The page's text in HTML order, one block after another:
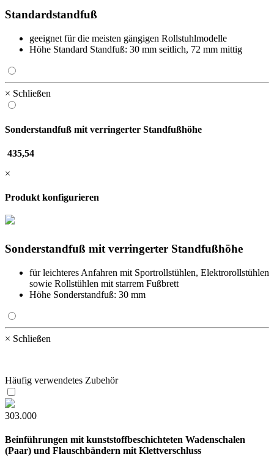
Standardstandfuß
geeignet für die meisten gängigen Rollstuhlmodelle
Höhe Standard Standfuß: 30 mm seitlich, 72 mm mittig
× Schließen
Sonderstandfuß mit verringerter Standfußhöhe
435,54
×
Produkt konfigurieren
Sonderstandfuß mit verringerter Standfußhöhe
für leichteres Anfahren mit Sportrollstühlen, Elektrorollstühlen
sowie Rollstühlen mit starrem Fußbrett
Höhe Sonderstandfuß: 30 mm
× Schließen
Häufig verwendetes Zubehör
303.000
Beinführungen mit kunststoffbeschichteten Wadenschalen
(Paar) und Flauschbändern mit Klettverschluss